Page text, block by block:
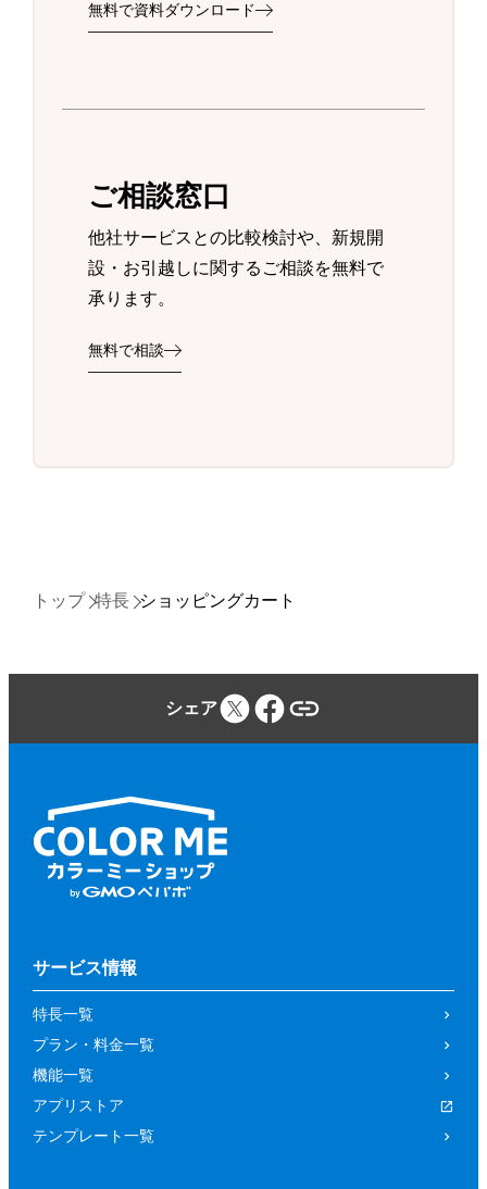
無料で資料ダウンロード
ご相談窓口
他社サービスとの比較検討や、新規開
設・お引越しに関するご相談を無料で
承ります。
無料で相談
トップ 特長 ショッピングカート
シェア
サービス情報
特長一覧
プラン・料金一覧
機能一覧
アプリストア
テンプレート一覧